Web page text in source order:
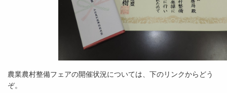
農業農村整備フェアの開催状況については、下のリンクからどう
ぞ。